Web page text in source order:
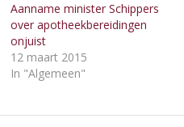
Aanname minister Schippers
over apotheekbereidingen
onjuist
12 maart 2015
In "Algemeen"